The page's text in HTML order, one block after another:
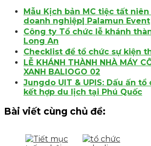
Mẫu Kịch bản MC tiệc tất
doanh nghiệp| Palamun Event
Công ty Tổ chức lễ khánh
Long An
Checklist để tổ chức sự kiện
LỄ KHÁNH THÀNH NHÀ MÁY
XANH BALIOGO 02
Jungdo UIT & UPIS: Dấu ấn
kết hợp du lịch tại Phú Quốc
Bài viết cùng chủ đề: